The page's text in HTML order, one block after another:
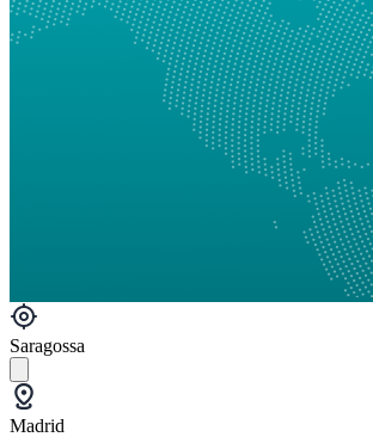
Saragossa
Madrid